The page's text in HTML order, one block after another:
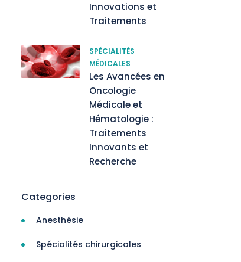
Innovations et
Traitements
SPÉCIALITÉS
MÉDICALES
Les Avancées en
Oncologie
Médicale et
Hématologie :
Traitements
Innovants et
Recherche
Categories
Anesthésie
Spécialités chirurgicales